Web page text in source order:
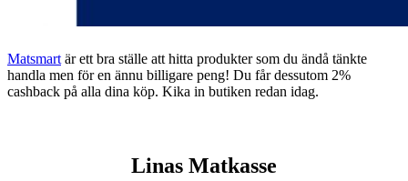
Matsmart är ett bra ställe att hitta produkter som du ändå tänkte
handla men för en ännu billigare peng! Du får dessutom 2%
cashback på alla dina köp. Kika in butiken redan idag.
Linas Matkasse